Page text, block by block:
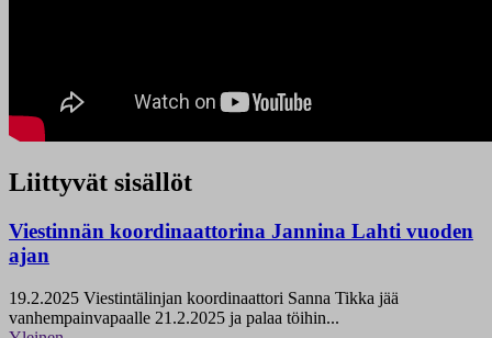
Liittyvät sisällöt
Viestinnän koordinaattorina Jannina Lahti vuoden
ajan
19.2.2025 Viestintälinjan koordinaattori Sanna Tikka jää
vanhempainvapaalle 21.2.2025 ja palaa töihin...